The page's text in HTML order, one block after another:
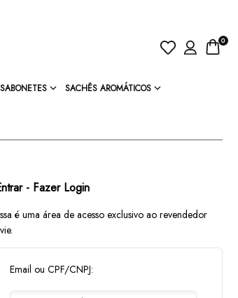
0
SABONETES SACHÊS AROMÁTICOS
- Fazer Login
é uma área de acesso exclusivo ao revendedor
Email ou CPF/CNPJ: